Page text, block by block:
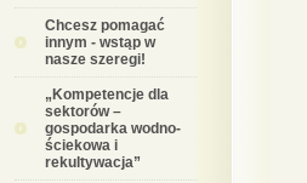
Chcesz pomagać
innym - wstąp w
nasze szeregi!
„Kompetencje dla
sektorów –
gospodarka wodno-
ściekowa i
rekultywacja”